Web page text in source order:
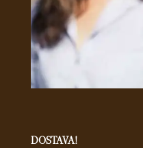
DOSTAVA!